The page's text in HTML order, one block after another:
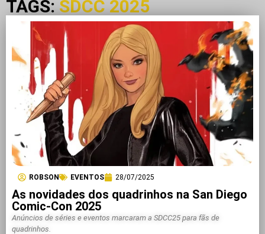
TAGS: SDCC 2025
ROBSON EVENTOS 28/07/2025
As novidades dos quadrinhos na San Diego
Comic-Con 2025
Anúncios de séries e eventos marcaram a SDCC25 para fãs de
quadrinhos.